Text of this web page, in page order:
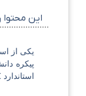
این محتوا
یکی از
پیکره
استاندارد PMBOK شناخته می‌شود.